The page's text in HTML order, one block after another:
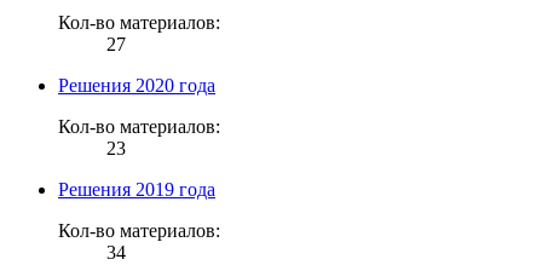
Кол-во материалов:
27
Решения 2020 года
Кол-во материалов:
23
Решения 2019 года
Кол-во материалов:
34